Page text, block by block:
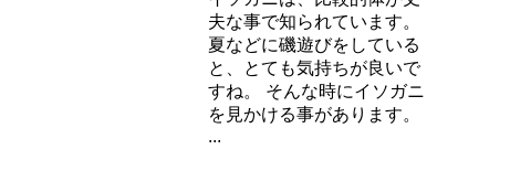
夫な事で知られています。
夏などに磯遊びをしている
と、とても気持ちが良いで
すね。 そんな時にイソガニ
を見かける事があります。
...